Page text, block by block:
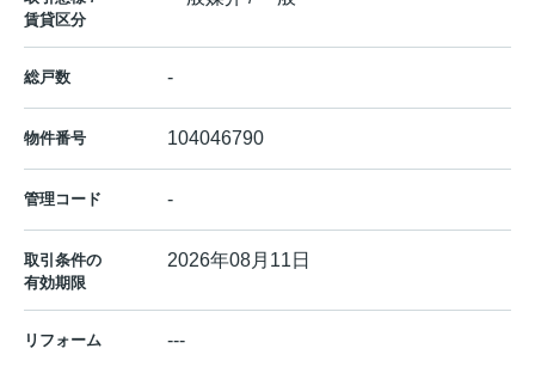
賃貸区分
総戸数 -
物件番号 104046790
管理コード -
取引条件の
有効期限
2026年08月11日
リフォーム ---